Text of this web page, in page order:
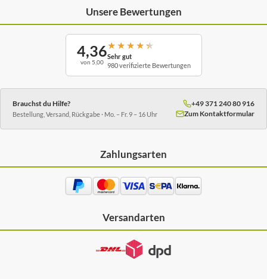
Unsere Bewertungen
4,36
von 5,00
★ ★ ★ ★ ★
Sehr gut
980 verifizierte Bewertungen
Brauchst du Hilfe?
Bestellung, Versand, Rückgabe · Mo. – Fr. 9 – 16 Uhr
+49 371 240 80 916
Zum Kontaktformular
Zahlungsarten
Versandarten